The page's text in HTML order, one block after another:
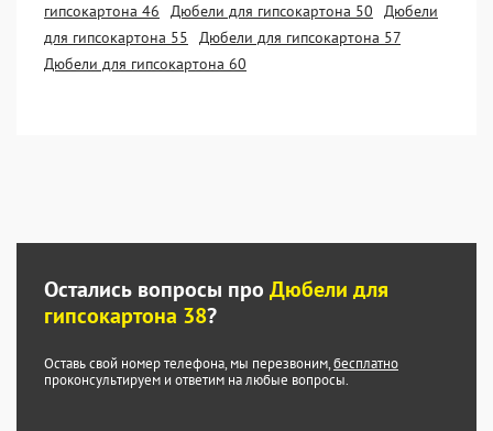
гипсокартона 46
Дюбели для гипсокартона 50
Дюбели
для гипсокартона 55
Дюбели для гипсокартона 57
Дюбели для гипсокартона 60
Остались вопросы про Дюбели для
гипсокартона 38?
Оставь свой номер телефона, мы перезвоним,бесплатно
проконсультируем и ответим на любые вопросы.